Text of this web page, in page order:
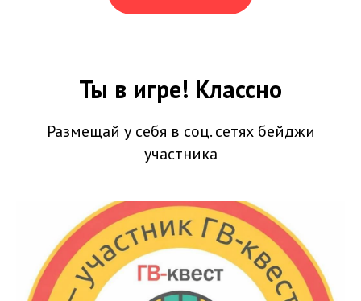
Ты в игре! Классно
Размещай у себя в соц. сетях бейджи
участника